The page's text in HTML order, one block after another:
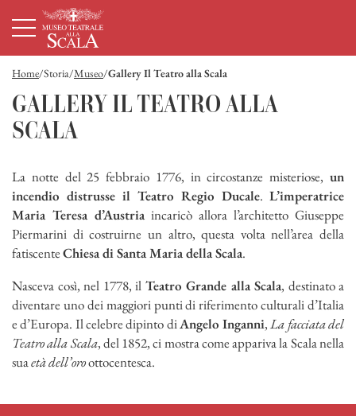
HomepageMenù principale
Home Storia Museo Gallery Il Teatro alla Scala
GALLERY IL TEATRO ALLA
SCALA
La notte del 25 febbraio 1776, in circostanze misteriose, un
incendio distrusse il Teatro Regio Ducale. L’imperatrice
Maria Teresa d’Austria incaricò allora l’architetto Giuseppe
Piermarini di costruirne un altro, questa volta nell’area della
fatiscenteChiesa di Santa Maria della Scala.
Nasceva così, nel 1778, il Teatro Grande alla Scala, destinato a
diventare uno dei maggiori punti di riferimento culturali d’Italia
e d’Europa. Il celebre dipinto diAngelo Inganni,La facciata del
Teatro alla Scala, del 1852, ci mostra come appariva la Scala nella
suaetà dell’oroottocentesca.